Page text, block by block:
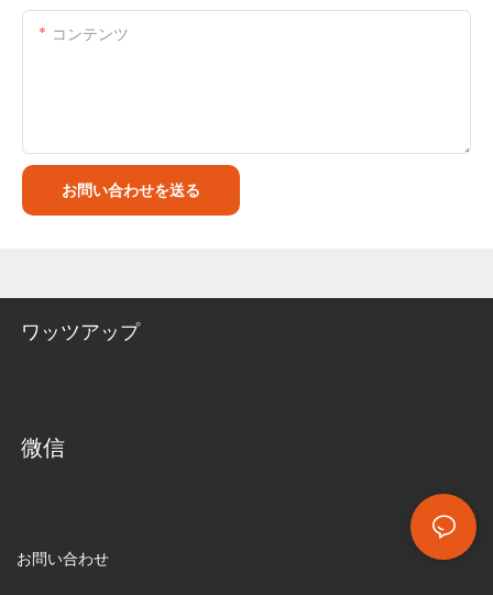
コンテンツ
お問い合わせを送る
ワッツアップ
微信
お問い合わせ